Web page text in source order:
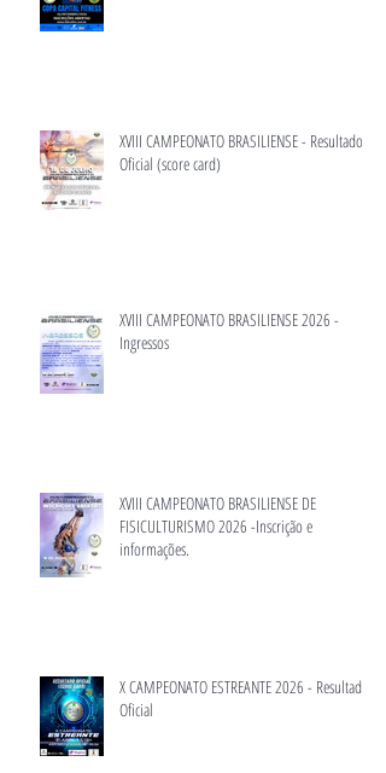
XVIII CAMPEONATO BRASILIENSE - Resultado
Oficial (score card)
XVIII CAMPEONATO BRASILIENSE 2026 -
Ingressos
XVIII CAMPEONATO BRASILIENSE DE
FISICULTURISMO 2026 -Inscrição e
informações.
X CAMPEONATO ESTREANTE 2026 - Resultado
Oficial